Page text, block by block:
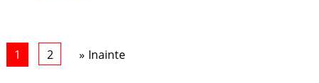
1 2 Inainte